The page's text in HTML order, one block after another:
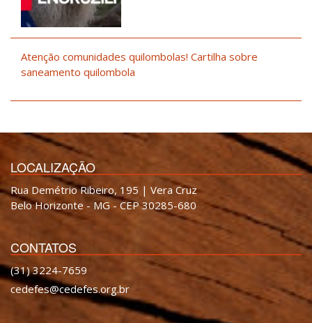
Atenção comunidades quilombolas! Cartilha sobre
saneamento quilombola
LOCALIZAÇÃO
Rua Demétrio Ribeiro, 195 | Vera Cruz
Belo Horizonte - MG - CEP 30285-680
CONTATOS
(31) 3224-7659
cedefes@cedefes.org.br